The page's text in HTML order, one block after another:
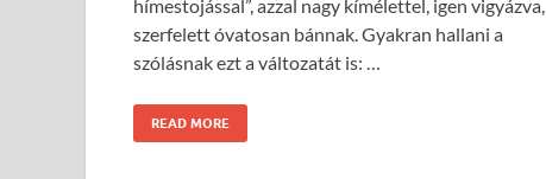
hímestojással”, azzal nagy kímélettel, igen vigyázva,
szerfelett óvatosan bánnak. Gyakran hallani a
szólásnak ezt a változatát is: …
READ MORE